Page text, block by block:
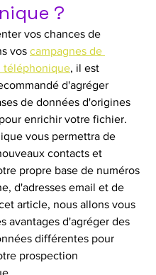
?
vos chances de
vos campagnes de
téléphonique, il est
d'agréger
de données d'origines
enrichir votre fichier.
vous permettra de
contacts et
propre base de numéros
d'adresses email et de
article, nous allons vous
avantages d'agréger des
différentes pour
prospection